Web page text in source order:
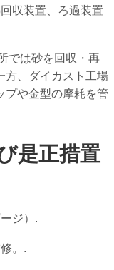
収装置、ろ過装置
では砂を回収・再
方、ダイカスト工場
プや金型の摩耗を管
是正措置
ジ）.
。.